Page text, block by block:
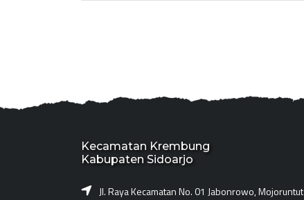
Kecamatan Krembung
Kabupaten Sidoarjo
Jl. Raya Kecamatan No. 01 Jabonrowo, Mojoruntut